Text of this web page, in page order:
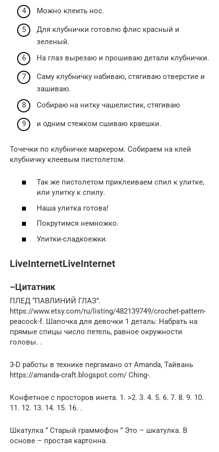
Можно клеить нос.
Для клубнички готовлю флис красный и
зеленый.
На глаз вырезаю и прошиваю детали клубнички.
Саму клубничку набиваю, стягиваю отверстие и
зашиваю.
Собираю на нитку чашелистик, стягиваю
и одним стежком сшиваю краешки.
Точечки по клубничке маркером. Собираем на клей
клубничку клеевым пистолетом.
Так же пистолетом приклеиваем спил к улитке,
или улитку к спилу.
Наша улитка готова!
Покрутимся немножко.
Улитки-сладкоежки.
LiveInternetLiveInternet
–Цитатник
ПЛЕД “ПАВЛИНИЙ ГЛАЗ”.
https://www.etsy.com/ru/listing/482139749/crochet-pattern-
peacock-f. Шапочка для девочки 1 деталь: Набрать на
прямые спицы число петель, равное окружности
головы. .
3-D работы в технике пергамано от Amanda, Тайвань
https://amanda-craft.blogspot.com/ Ching-.
Конфетное с просторов инета. 1. >2. 3. 4. 5. 6. 7. 8. 9. 10.
11. 12. 13. 14. 15. 16. .
Шкатулка ” Старый граммофон ” Это – шкатулка. В
основе – простая картонна.